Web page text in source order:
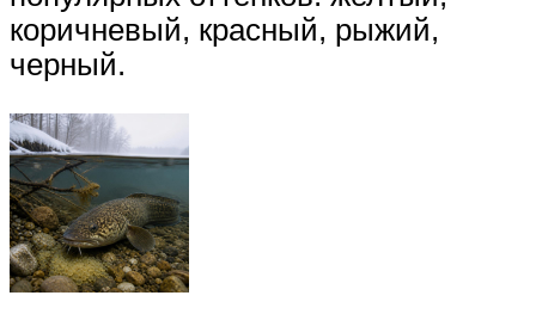
коричневый, красный, рыжий,
черный.